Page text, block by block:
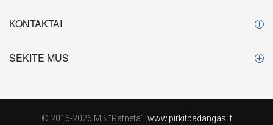
KONTAKTAI
SEKITE MUS
© 2016-2026 MB "Ratneta". www.pirkitpadangas.lt